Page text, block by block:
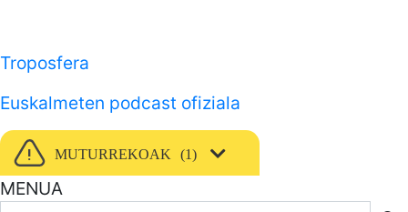
Troposfera
Euskalmeten podcast ofiziala
MUTURREKOAK 1
MENUA